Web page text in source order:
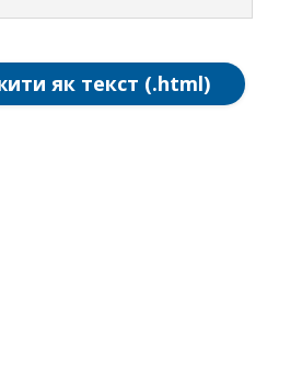
як текст (.html)